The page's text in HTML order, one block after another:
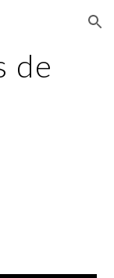
Skip to navigation
de